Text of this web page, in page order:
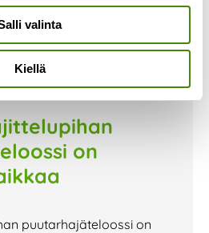
valinta
Kiellä
on
puutarhajäteloossi on